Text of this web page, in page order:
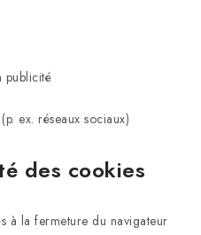
publicité
ex. réseaux sociaux)
des cookies
à la fermeture du navigateur